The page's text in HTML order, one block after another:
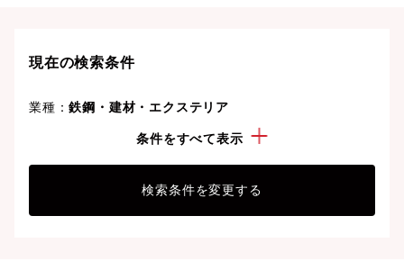
現在の検索条件
業種：鉄鋼・建材・エクステリア
産休育休実績有
条件をすべて表示
検索条件を変更する